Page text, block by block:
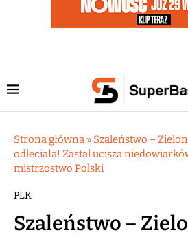
Strona główna » Szaleństwo –
odleciała! Zastal ucisza
mistrzostwo Polski
PLK
Szaleństwo –